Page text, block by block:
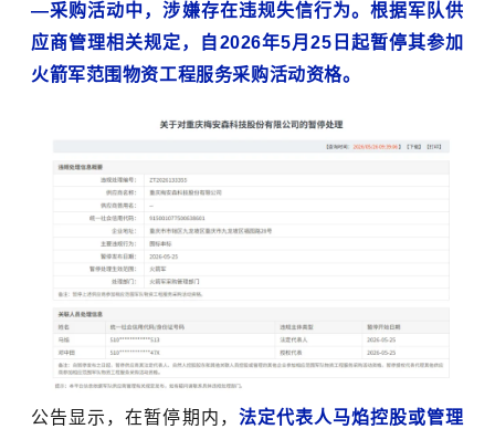
—采购活动中，涉嫌存在违规失信行为。根据军队供
应商管理相关规定，自2026年5月25日起暂停其参加
火箭军范围物资工程服务采购活动资格。
公告显示，在暂停期内， 法定代表人马焰控股或管理